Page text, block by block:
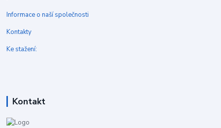
Informace o naší společnosti
Kontakty
Ke stažení:
Kontakt